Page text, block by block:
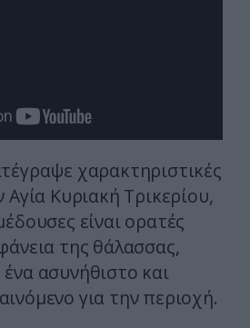
χαρακτηριστικές
Αγία Κυριακή Τρικερίου,
είναι ορατές
της θάλασσας,
ασυνήθιστο και
για την περιοχή.